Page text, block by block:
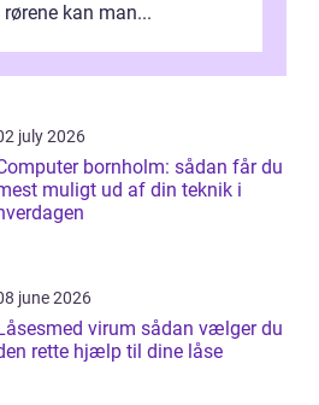
kan man...
july 2026
bornholm: sådan får du
muligt ud af din teknik i
june 2026
virum sådan vælger du
rette hjælp til dine låse